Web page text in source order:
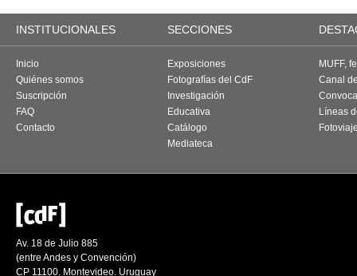
INSTITUCIONALES SECCIONES
Inicio
Quiénes somos
Suscripción
FAQ
Contacto
Exposiciones
Fotografías del CdF
Investigación
Educativa
Catálogo
Mediateca
MUFF,
Canal
Líneas
Av. 18 de Julio 885
(entre Andes y Convención)
CP 11100. Montevideo. Uruguay